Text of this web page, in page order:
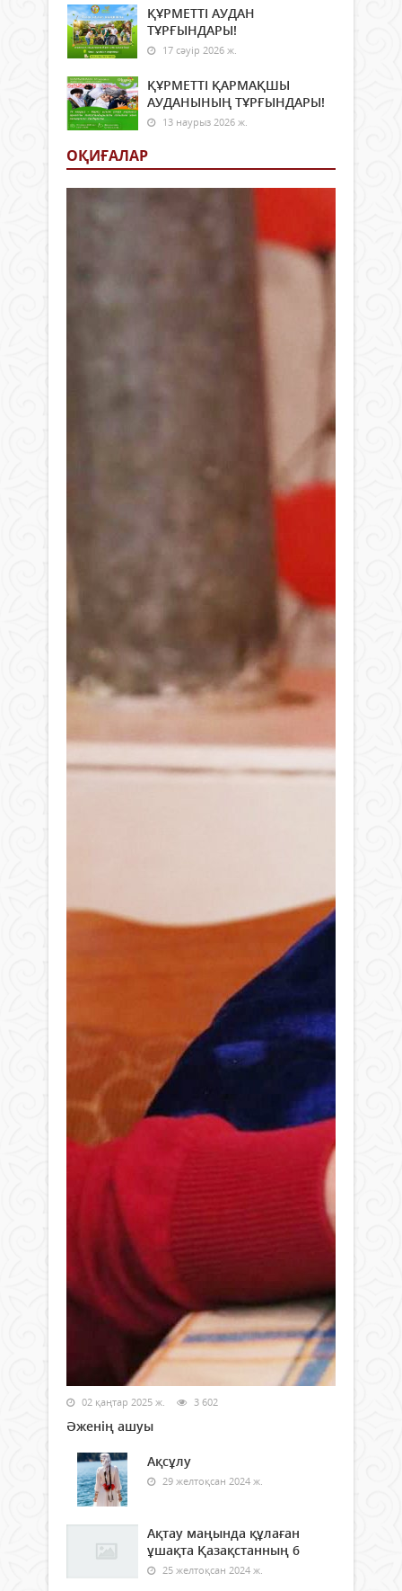
ҚҰРМЕТТІ АУДАН
ТҰРҒЫНДАРЫ!
17 сәуір 2026 ж.
ҚҰРМЕТТІ ҚАРМАҚШЫ
АУДАНЫНЫҢ ТҰРҒЫНДАРЫ!
13 наурыз 2026 ж.
ОҚИҒАЛАР
02 қаңтар 2025 ж. 3 602
Әженің ашуы
Ақсұлу
29 желтоқсан 2024 ж.
Ақтау маңында құлаған
ұшақта Қазақстанның 6
25 желтоқсан 2024 ж.